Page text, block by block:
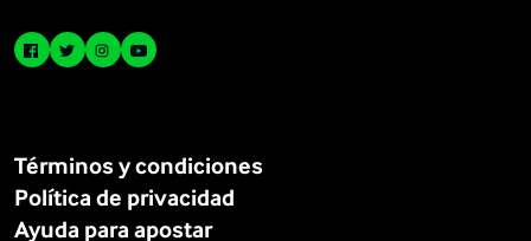
Términos y condiciones
Política de privacidad
Ayuda para apostar